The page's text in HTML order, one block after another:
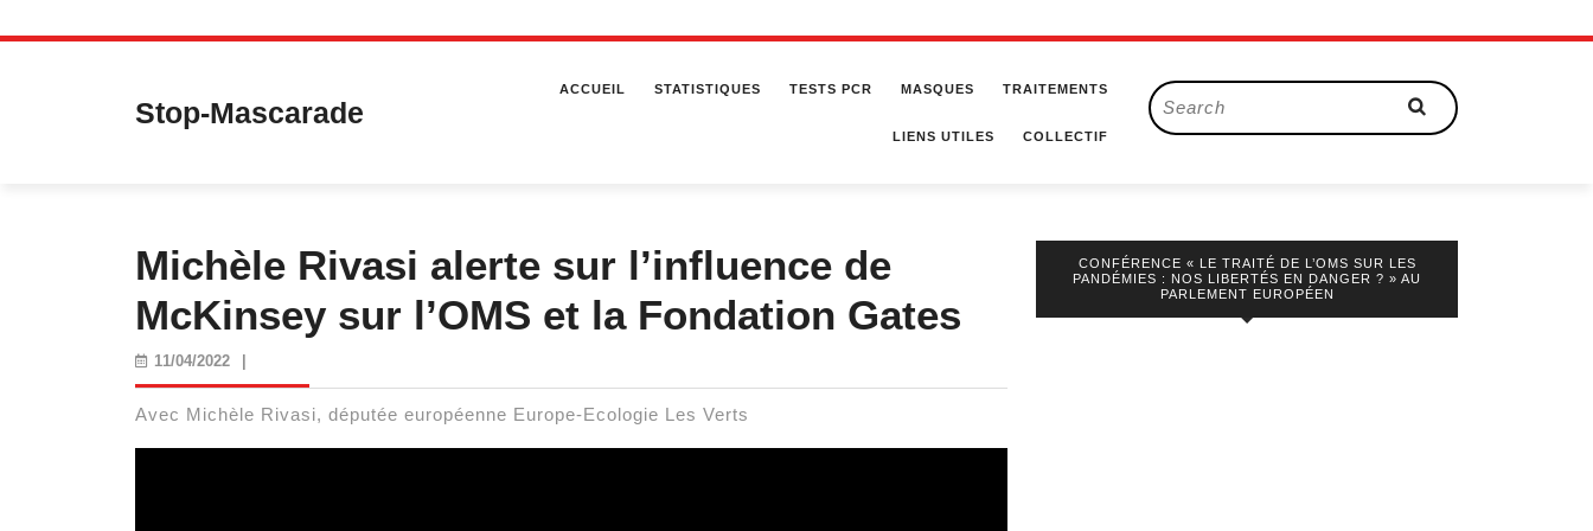
Skip
Stop-Mascarade
ACCUEIL STATISTIQUES TESTS PCR MASQUES TRAITEMENTS
LIENS UTILES COLLECTIF
Search
for:
Michèle Rivasi alerte sur l’influence de
McKinsey sur l’OMS et la Fondation Gates
11/04/202211/04/2022
Avec Michèle Rivasi, députée européenne Europe-Ecologie Les Verts
CONFÉRENCE « LE TRAITÉ DE L’OMS SUR LES
PANDÉMIES : NOS LIBERTÉS EN DANGER ? » AU
PARLEMENT EUROPÉEN